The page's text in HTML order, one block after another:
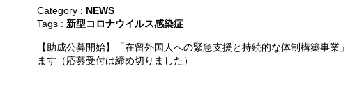
Category : NEWS
Tags : 新型コロナウイルス感染症
【助成公募開始】「在留外国人への緊急支援と持続的な体制構築事業
ます（応募受付は締め切りました）